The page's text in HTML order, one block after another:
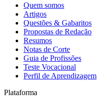
Quem somos
Artigos
Questões & Gabaritos
Propostas de Redação
Resumos
Notas de Corte
Guia de Profissões
Teste Vocacional
Perfil de Aprendizagem
Plataforma